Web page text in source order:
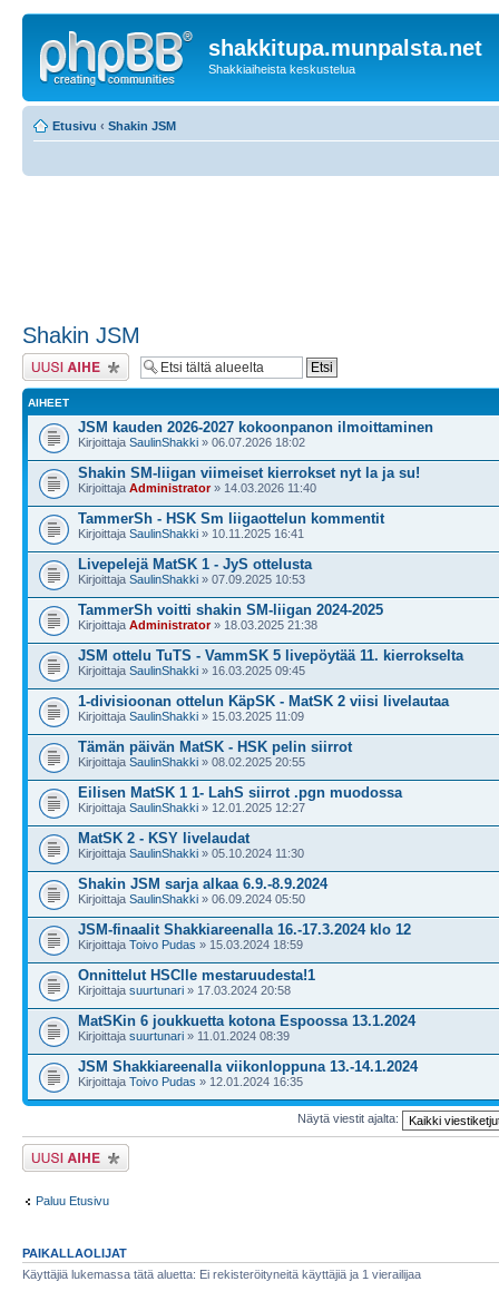
shakkitupa.munpalsta.net
Shakkiaiheista keskustelua
Etusivu ‹ Shakin JSM
Shakin JSM
Lähetä uusi viesti
AIHEET
JSM kauden 2026-2027 kokoonpanon ilmoittaminen
Kirjoittaja SaulinShakki » 06.07.2026 18:02
Shakin SM-liigan viimeiset kierrokset nyt la ja su!
Kirjoittaja Administrator» 14.03.2026 11:40
TammerSh - HSK Sm liigaottelun kommentit
Kirjoittaja SaulinShakki » 10.11.2025 16:41
Livepelejä MatSK 1 - JyS ottelusta
Kirjoittaja SaulinShakki » 07.09.2025 10:53
TammerSh voitti shakin SM-liigan 2024-2025
Kirjoittaja Administrator» 18.03.2025 21:38
JSM ottelu TuTS - VammSK 5 livepöytää 11. kierrokselta
Kirjoittaja SaulinShakki » 16.03.2025 09:45
1-divisioonan ottelun KäpSK - MatSK 2 viisi livelautaa
Kirjoittaja SaulinShakki » 15.03.2025 11:09
Tämän päivän MatSK - HSK pelin siirrot
Kirjoittaja SaulinShakki » 08.02.2025 20:55
Eilisen MatSK 1 1- LahS siirrot .pgn muodossa
Kirjoittaja SaulinShakki » 12.01.2025 12:27
MatSK 2 - KSY livelaudat
Kirjoittaja SaulinShakki » 05.10.2024 11:30
Shakin JSM sarja alkaa 6.9.-8.9.2024
Kirjoittaja SaulinShakki » 06.09.2024 05:50
JSM-finaalit Shakkiareenalla 16.-17.3.2024 klo 12
Kirjoittaja Toivo Pudas » 15.03.2024 18:59
Onnittelut HSClle mestaruudesta!1
Kirjoittaja suurtunari » 17.03.2024 20:58
MatSKin 6 joukkuetta kotona Espoossa 13.1.2024
Kirjoittaja suurtunari » 11.01.2024 08:39
JSM Shakkiareenalla viikonloppuna 13.-14.1.2024
Kirjoittaja Toivo Pudas » 12.01.2024 16:35
Näytä viestit ajalta:
Lähetä uusi viesti
Paluu Etusivu
PAIKALLAOLIJAT
Käyttäjiä lukemassa tätä aluetta: Ei rekisteröityneitä käyttäjiä ja 1 vierailijaa